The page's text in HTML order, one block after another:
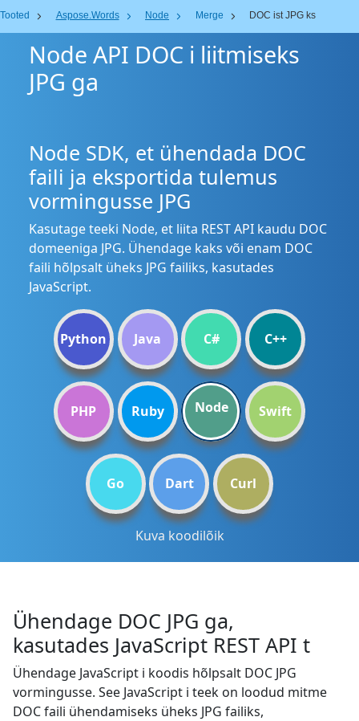
Tooted Aspose.Words Node Merge DOC ist JPG ks
Node API DOC i liitmiseks
JPG ga
Node SDK, et ühendada DOC
faili ja eksportida tulemus
vormingusse JPG
Kasutage teeki Node, et liita REST API kaudu DOC
domeeniga JPG. Ühendage kaks või enam DOC
faili hõlpsalt üheks JPG failiks, kasutades
JavaScript.
Python Java C# C++
PHP Ruby Node Swift
Go Dart Curl
Kuva koodilõik
Ühendage DOC JPG ga,
kasutades JavaScript REST API t
Ühendage JavaScript i koodis hõlpsalt DOC JPG
vormingusse. See JavaScript i teek on loodud mitme
DOC faili ühendamiseks üheks JPG failiks,